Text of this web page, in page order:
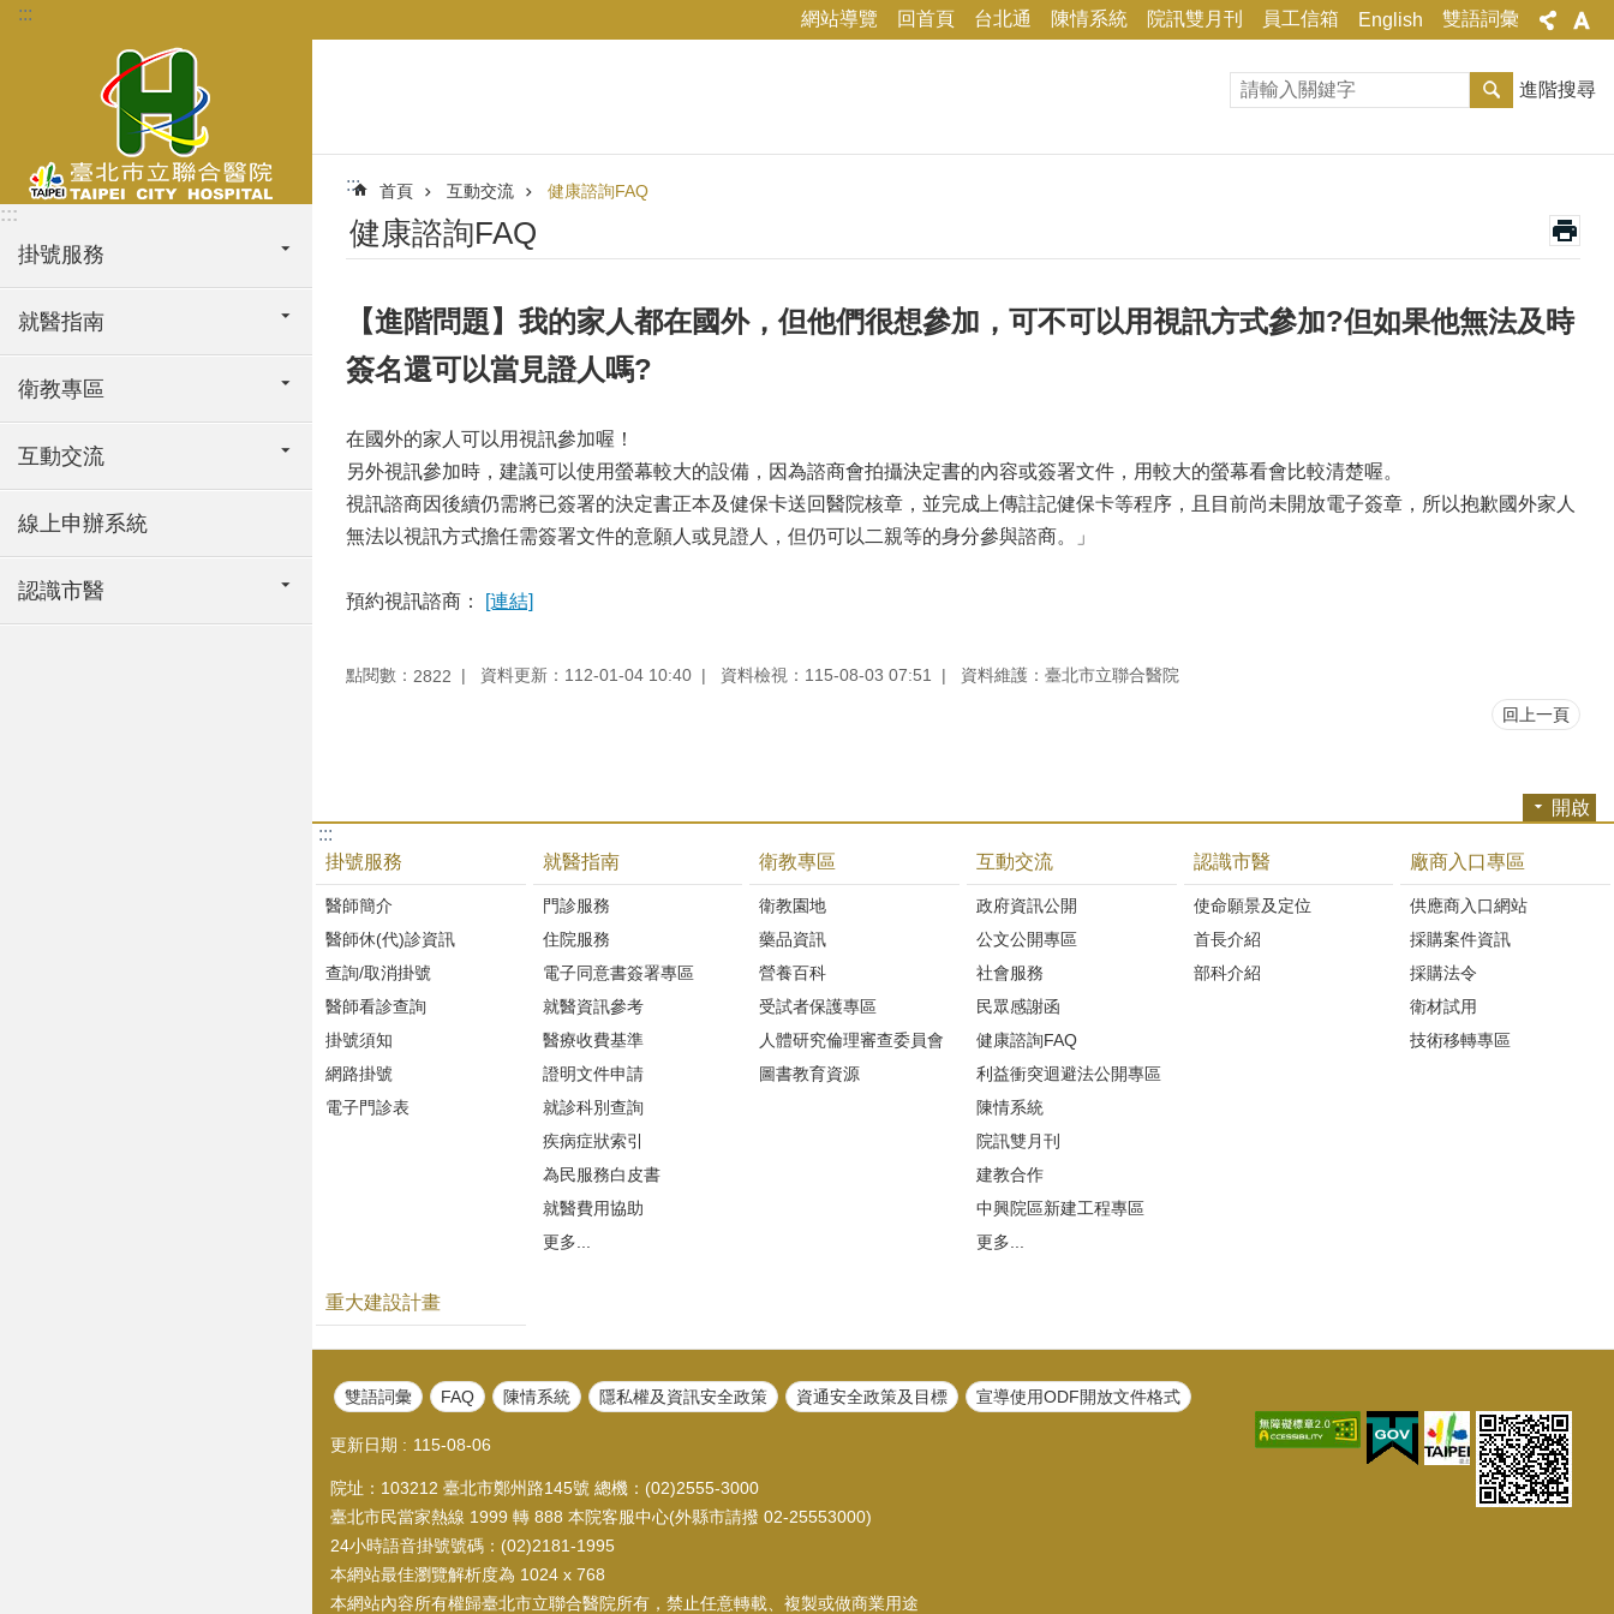
跳到主要內容區塊
::: 網站導覽 回首頁 台北通 陳情系統 院訊雙月刊 員工信箱 English 雙語詞彙
:::
掛號服務
就醫指南
衛教專區
互動交流
線上申辦系統
認識市醫
進階搜尋
::: 首頁 互動交流 健康諮詢FAQ
健康諮詢FAQ
【進階問題】我的家人都在國外，但他們很想參加，可不可以用視訊方式參加?但如果他無法及時
簽名還可以當見證人嗎?
在國外的家人可以用視訊參加喔！
另外視訊參加時，建議可以使用螢幕較大的設備，因為諮商會拍攝決定書的內容或簽署文件，用較大的螢幕看會比較清楚喔。
視訊諮商因後續仍需將已簽署的決定書正本及健保卡送回醫院核章，並完成上傳註記健保卡等程序，且目前尚未開放電子簽章，所以抱歉國外家人
無法以視訊方式擔任需簽署文件的意願人或見證人，但仍可以二親等的身分參與諮商。」
預約視訊諮商： [連結]
點閱數： 2822 資料更新：112-01-04 10:40 資料檢視：115-08-03 07:51 資料維護：臺北市立聯合醫院
回上一頁
開啟
:::
掛號服務
醫師簡介
醫師休(代)診資訊
查詢/取消掛號
醫師看診查詢
掛號須知
網路掛號
電子門診表
就醫指南
門診服務
住院服務
電子同意書簽署專區
就醫資訊參考
醫療收費基準
證明文件申請
就診科別查詢
疾病症狀索引
為民服務白皮書
就醫費用協助
更多...
衛教專區
衛教園地
藥品資訊
營養百科
受試者保護專區
人體研究倫理審查委員會
圖書教育資源
互動交流
政府資訊公開
公文公開專區
社會服務
民眾感謝函
健康諮詢FAQ
利益衝突迴避法公開專區
陳情系統
院訊雙月刊
建教合作
中興院區新建工程專區
更多...
認識市醫
使命願景及定位
首長介紹
部科介紹
廠商入口專區
供應商入口網站
採購案件資訊
採購法令
衛材試用
技術移轉專區
重大建設計畫
雙語詞彙 FAQ 陳情系統 隱私權及資訊安全政策 資通安全政策及目標 宣導使用ODF開放文件格式
更新日期 115-08-06
院址：103212 臺北市鄭州路145號 總機：(02)2555-3000
臺北市民當家熱線 1999 轉 888 本院客服中心(外縣市請撥 02-25553000)
24小時語音掛號號碼：(02)2181-1995
本網站最佳瀏覽解析度為 1024 x 768
本網站內容所有權歸臺北市立聯合醫院所有，禁止任意轉載、複製或做商業用途